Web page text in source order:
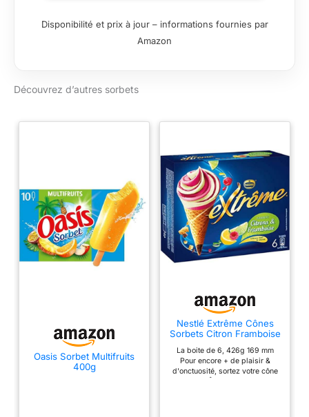
une texture de glace
italienne onctueuse
une utilisation flexible
permettent
d’enchaîner les
préparations ou de
varier les recettes
facilement 3
programmes
automatiques et
mode expert manuel:
sélectionnez un
programme ou
ajustez vous-même
la texture Fabrication
italienne – qualité
premium Magimix:
Disponibilité et prix à jour – informations fournies par
Amazon
Découvrez d’autres sorbets
Oasis Sorbet Multifruits
400g
Nestlé Extrême Cônes
Sorbets Citron Framboise
La boite de 6, 426g 169 mm
Pour encore + de plaisir &
d'onctuosité, sortez votre cône